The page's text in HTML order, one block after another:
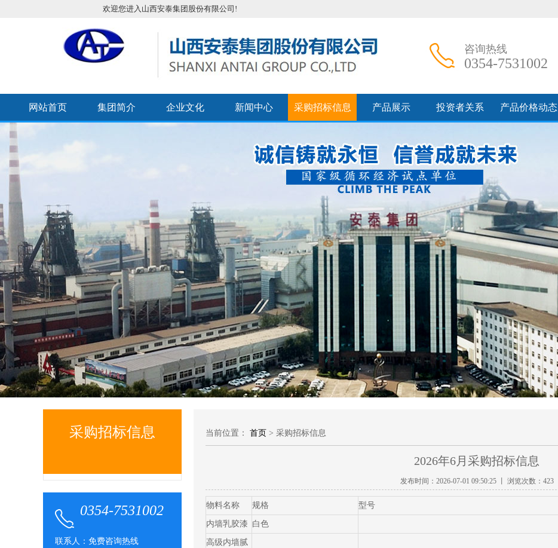
欢迎您进入山西安泰集团股份有限公司!
咨询热线
0354-7531002
网站首页 集团简介 企业文化 新闻中心 采购招标信息 产品展示 投资者关系 产品价格动态
采购招标信息
0354-7531002
联系人：免费咨询热线
当前位置： 首页 > 采购招标信息
2026年6月采购招标信息
发布时间：2026-07-01 09:50:25 丨 浏览次数： 423
物料名称 规格 型号
内墙乳胶漆 白色
高级内墙腻